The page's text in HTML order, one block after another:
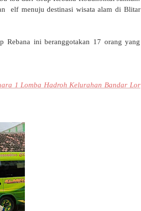
elf menuju destinasi wisata alam di Blitar
Rebana ini beranggotakan 17 orang yang
1 Lomba Hadroh Kelurahan Bandar Lor